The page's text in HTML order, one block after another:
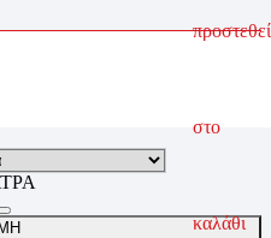
προστεθεί
στο
καλάθι
ΦΑΚΟΙ ΕΠΑΦΗΣ